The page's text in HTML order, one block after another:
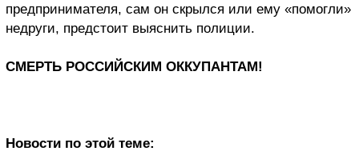
предпринимателя, сам он скрылся или ему «помогли»
недруги, предстоит выяснить полиции.
СМЕРТЬ РОССИЙСКИМ ОККУПАНТАМ!
Новости по этой теме: